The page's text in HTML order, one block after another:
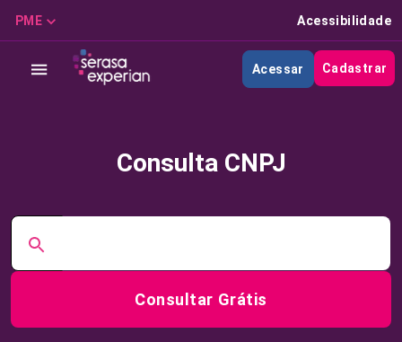
PME Acessibilidade
Acessar Cadastrar
Consulta CNPJ
Consultar Grátis